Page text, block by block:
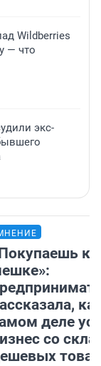
Wildberries
— что
экс-
деле
со